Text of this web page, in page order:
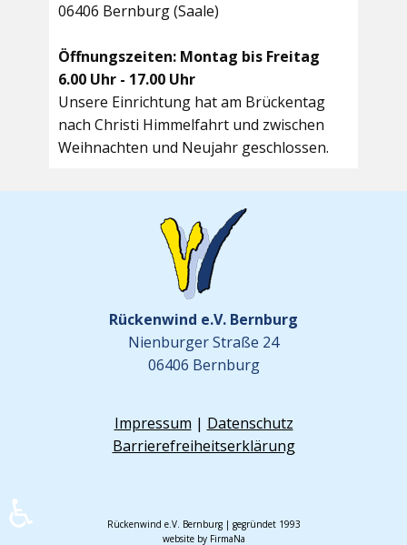
06406 Bernburg (Saale)
Öffnungszeiten: Montag bis Freitag
6.00 Uhr - 17.00 Uhr
Unsere Einrichtung hat am Brückentag
nach Christi Himmelfahrt und zwischen
Weihnachten und Neujahr geschlossen.
Rückenwind e.V. Bernburg
Nienburger Straße 24
06406 Bernburg
Impressum | Datenschutz
Barrierefreiheitserklärung
Rückenwind e.V. Bernburg | gegründet 1993
website by FirmaNa